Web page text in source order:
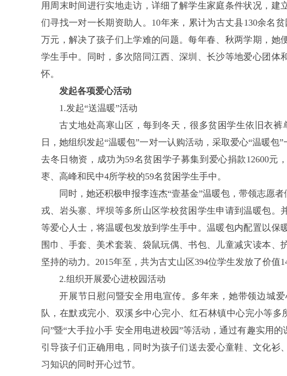
用周末时间进行实地走访，详细了解学生家庭条件状况，
们寻找一对一长期资助人。10年来，累计为古丈县130余名
万元，解决了孩子们上学难的问题。每年春、秋两学期，她
学生手中。同时，多次陪同江西、深圳、长沙等地爱心团体
怀。
发起各项爱心活动
1.发起“送温暖”活动
古丈地处高寒山区，每到冬天，很多贫困学生依旧衣
日，她组织发起“温暖包”一对一认购活动，采取爱心“温暖
去冬日物资，成功为59名贫困学子募集到爱心捐款12600元
枣、高峰和民中4所学校的59名贫困学生手中。
同时，她还积极申报李连杰“壹基金”温暖包，带领志愿
戎、岩头寨、坪坝等多所山区学校贫困学生申请到温暖包。
等爱心人士，将温暖包发放到学生手中。温暖包内配置以保
围巾、手套、美术套装、袋鼠玩偶、书包、儿童减灾读本
坚持的动力。2015年至，共为古丈山区394位学生发放了价值
2.组织开展爱心进校园活动
开展节日慰问暨安全用电宣传。多年来，她带领边城
队，在默戎完小、双溪乡中心完小、红石林镇中心完小等多
问”暨“大手拉小手 安全用电进校园”等活动，通过有趣实用
引导孩子们正确用电，同时为孩子们送去爱心童鞋、文化衫
习知识的同时开心过节。